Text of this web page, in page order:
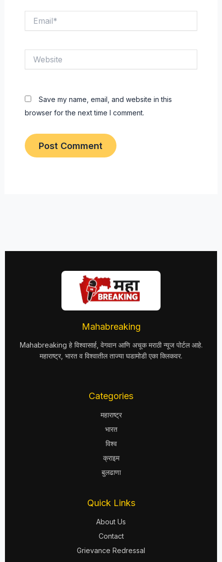
Save my name, email, and website in this
browser for the next time I comment.
Mahabreaking
Mahabreaking हे विश्वासार्ह, वेगवान आणि अचूक मराठी न्यूज पोर्टल आहे.
महाराष्ट्र, भारत व विश्वातील ताज्या घडामोडी एका क्लिकवर.
Categories
महाराष्ट्र
भारत
विश्व
क्राइम
बुलढाणा
Quick Links
About Us
Contact
Grievance Redressal